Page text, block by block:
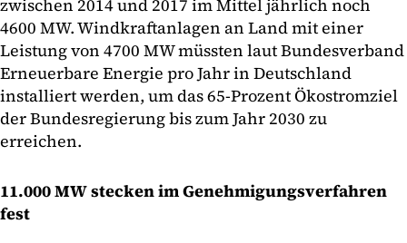
zwischen 2014 und 2017 im Mittel jährlich noch
4600 MW. Windkraftanlagen an Land mit einer
Leistung von 4700 MW müssten laut Bundesverband
Erneuerbare Energie pro Jahr in Deutschland
installiert werden, um das 65-Prozent Ökostromziel
der Bundesregierung bis zum Jahr 2030 zu
erreichen.
11.000 MW stecken im Genehmigungsverfahren
fest